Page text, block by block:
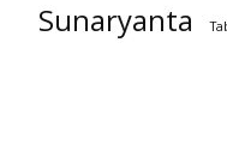
Sunaryanta